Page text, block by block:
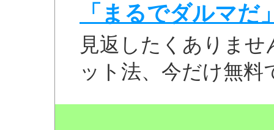
「まるでダルマだ
見返したくありま
ット法、今だけ無料